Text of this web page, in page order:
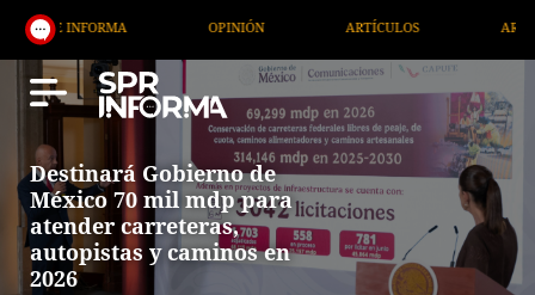
OPINIÓN ARTÍCULOS ARTE /
Destinará Gobierno de
México 70 mil mdp para
atender carreteras,
autopistas y caminos en
2026